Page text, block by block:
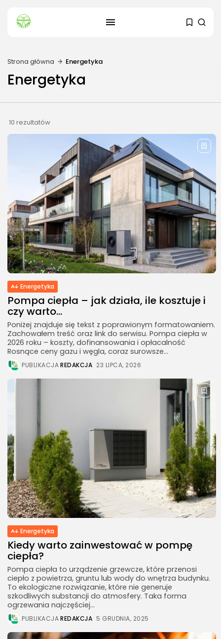
SZUKAJ
3 SIERPNIA, 2026
Budownictwo i Nieruchomości
Dach zielony – jakie są jego...
24 LIPCA, 2026
Energetyka
Pompa ciepła – jak działa, ile...
23 LIPCA, 2026
Natura i ekologia
23 LIPCA, 2026
NAJPOPULARNIEJSZE KATEGORIE
Rolnictwo
176Artykuły
Dom i Ogród
145Artykuły
Turystyka
26Artykuły
Strona główna Energetyka
Energetyka
10 rezultatów
Energetyka
Pompa ciepła – jak działa, ile kosztuje i
czy warto...
Poniżej znajduje się tekst z poprawionym formatowaniem.
Zachowałem treść oraz link do serwisu. Pompa ciepła w
2026 roku – koszty, dofinansowania i opłacalność
Rosnące ceny gazu i węgla, coraz surowsze...
PUBLIKACJAREDAKCJA 23 LIPCA, 2026
Energetyka
Kiedy warto zainwestować w pompę
ciepła?
Pompa ciepła to urządzenie grzewcze, które przenosi
ciepło z powietrza, gruntu lub wody do wnętrza budynku.
To ekologiczne rozwiązanie, które nie generuje
szkodliwych substancji do atmosfery. Taka forma
ogrzewania najczęściej...
PUBLIKACJAREDAKCJA 5 GRUDNIA, 2025